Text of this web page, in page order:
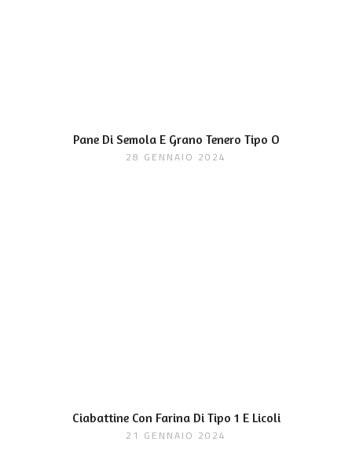
Pane Di Semola E Grano Tenero Tipo O
28 GENNAIO 2024
Ciabattine Con Farina Di Tipo 1 E Licoli
21 GENNAIO 2024